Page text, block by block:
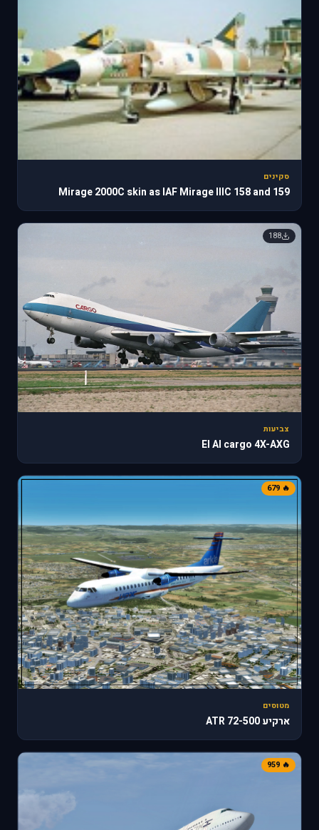
סקינים
Mirage 2000C skin as IAF Mirage IIIC 158 and 159
188
צביעות
El Al cargo 4X-AXG
🔥 679
מטוסים
ארקיע ATR 72-500
🔥 959